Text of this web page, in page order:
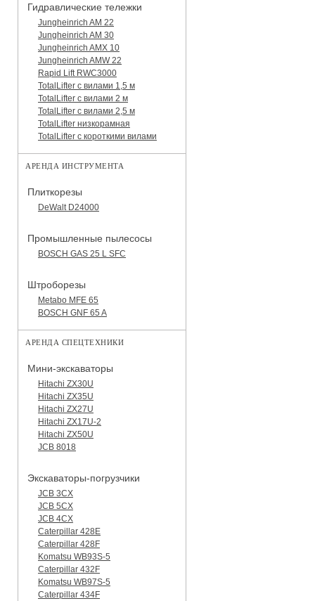
Гидравлические тележки
Jungheinrich AM 22
Jungheinrich AM 30
Jungheinrich AMX 10
Jungheinrich AMW 22
Rapid Lift RWC3000
TotalLifter с вилами 1,5 м
TotalLifter с вилами 2 м
TotalLifter с вилами 2,5 м
TotalLifter низкорамная
TotalLifter с короткими вилами
АРЕНДА ИНСТРУМЕНТА
Плиткорезы
DeWalt D24000
Промышленные пылесосы
BOSCH GAS 25 L SFC
Штроборезы
Metabo MFE 65
BOSCH GNF 65 A
АРЕНДА СПЕЦТЕХНИКИ
Мини-экскаваторы
Hitachi ZX30U
Hitachi ZX35U
Hitachi ZX27U
Hitachi ZX17U-2
Hitachi ZX50U
JCB 8018
Экскаваторы-погрузчики
JCB 3CX
JCB 5CX
JCB 4CX
Caterpillar 428E
Caterpillar 428F
Komatsu WB93S-5
Caterpillar 432F
Komatsu WB97S-5
Caterpillar 434F